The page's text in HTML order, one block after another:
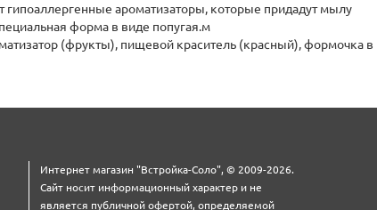
ароматизаторы, которые придадут мылу
форма в виде попугая.м
(фрукты), пищевой краситель (красный), формочка в
Интернет магазин "Встройка-Соло", © 2009-2026.
Сайт носит информационный характер и не
является публичной офертой, определяемой